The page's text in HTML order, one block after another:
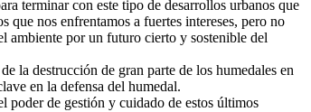
terminar con este tipo de desarrollos urbanos que
que nos enfrentamos a fuertes intereses, pero no
ambiente por un futuro cierto y sostenible del
la destrucción de gran parte de los humedales en
en la defensa del humedal.
poder de gestión y cuidado de estos últimos